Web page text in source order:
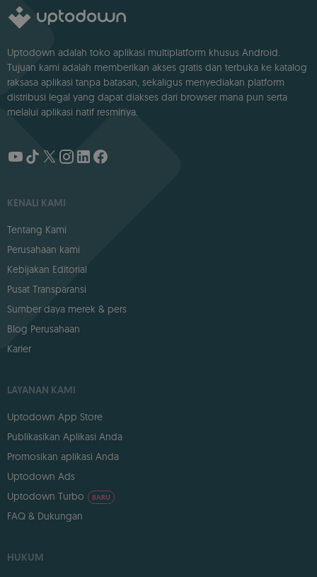
Uptodown adalah toko aplikasi multiplatform khusus Android.
Tujuan kami adalah memberikan akses gratis dan terbuka ke katalog
raksasa aplikasi tanpa batasan, sekaligus menyediakan platform
distribusi legal yang dapat diakses dari browser mana pun serta
melalui aplikasi natif resminya.
KENALI KAMI
Tentang Kami
Perusahaan kami
Kebijakan Editorial
Pusat Transparansi
Sumber daya merek & pers
Blog Perusahaan
Karier
LAYANAN KAMI
Uptodown App Store
Publikasikan Aplikasi Anda
Promosikan aplikasi Anda
Uptodown Ads
Uptodown Turbo
BARU
FAQ & Dukungan
HUKUM